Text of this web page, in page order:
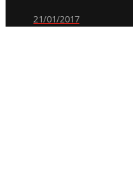
21/01/2017